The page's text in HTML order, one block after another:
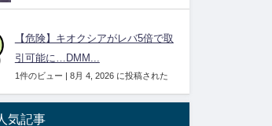
【危険】キオクシアがレバ5倍で取
引可能に…DMM...
1件のビュー | 8月 4, 2026 に投稿された
気記事